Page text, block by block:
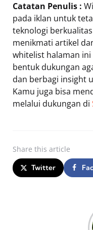
Catatan Penulis :
pada iklan untuk
teknologi
menikmati artikel
whitelist halaman ini
bentuk dukungan
dan berbagi insight
Kamu juga bisa
melalui dukungan di
Share this article
Twitter